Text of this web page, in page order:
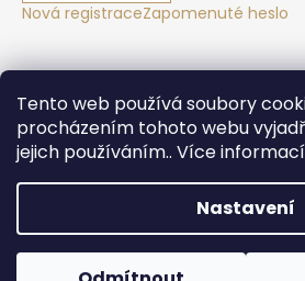
Tento web používá soubory
procházením tohoto webu
jejich používáním.. Více informací
Nastavení
Nová registraceZapomenuté heslo
Yoga sport Frýdek - Místek
Hotel Maralák
Copyright 2026Yogasport